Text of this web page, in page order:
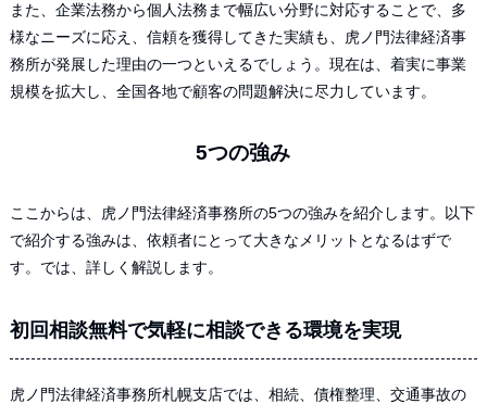
また、企業法務から個人法務まで幅広い分野に対応することで、多
様なニーズに応え、信頼を獲得してきた実績も、虎ノ門法律経済事
務所が発展した理由の一つといえるでしょう。現在は、着実に事業
規模を拡大し、全国各地で顧客の問題解決に尽力しています。
5つの強み
ここからは、虎ノ門法律経済事務所の5つの強みを紹介します。以下
で紹介する強みは、依頼者にとって大きなメリットとなるはずで
す。では、詳しく解説します。
初回相談無料で気軽に相談できる環境を実現
虎ノ門法律経済事務所札幌支店では、相続、債権整理、交通事故の